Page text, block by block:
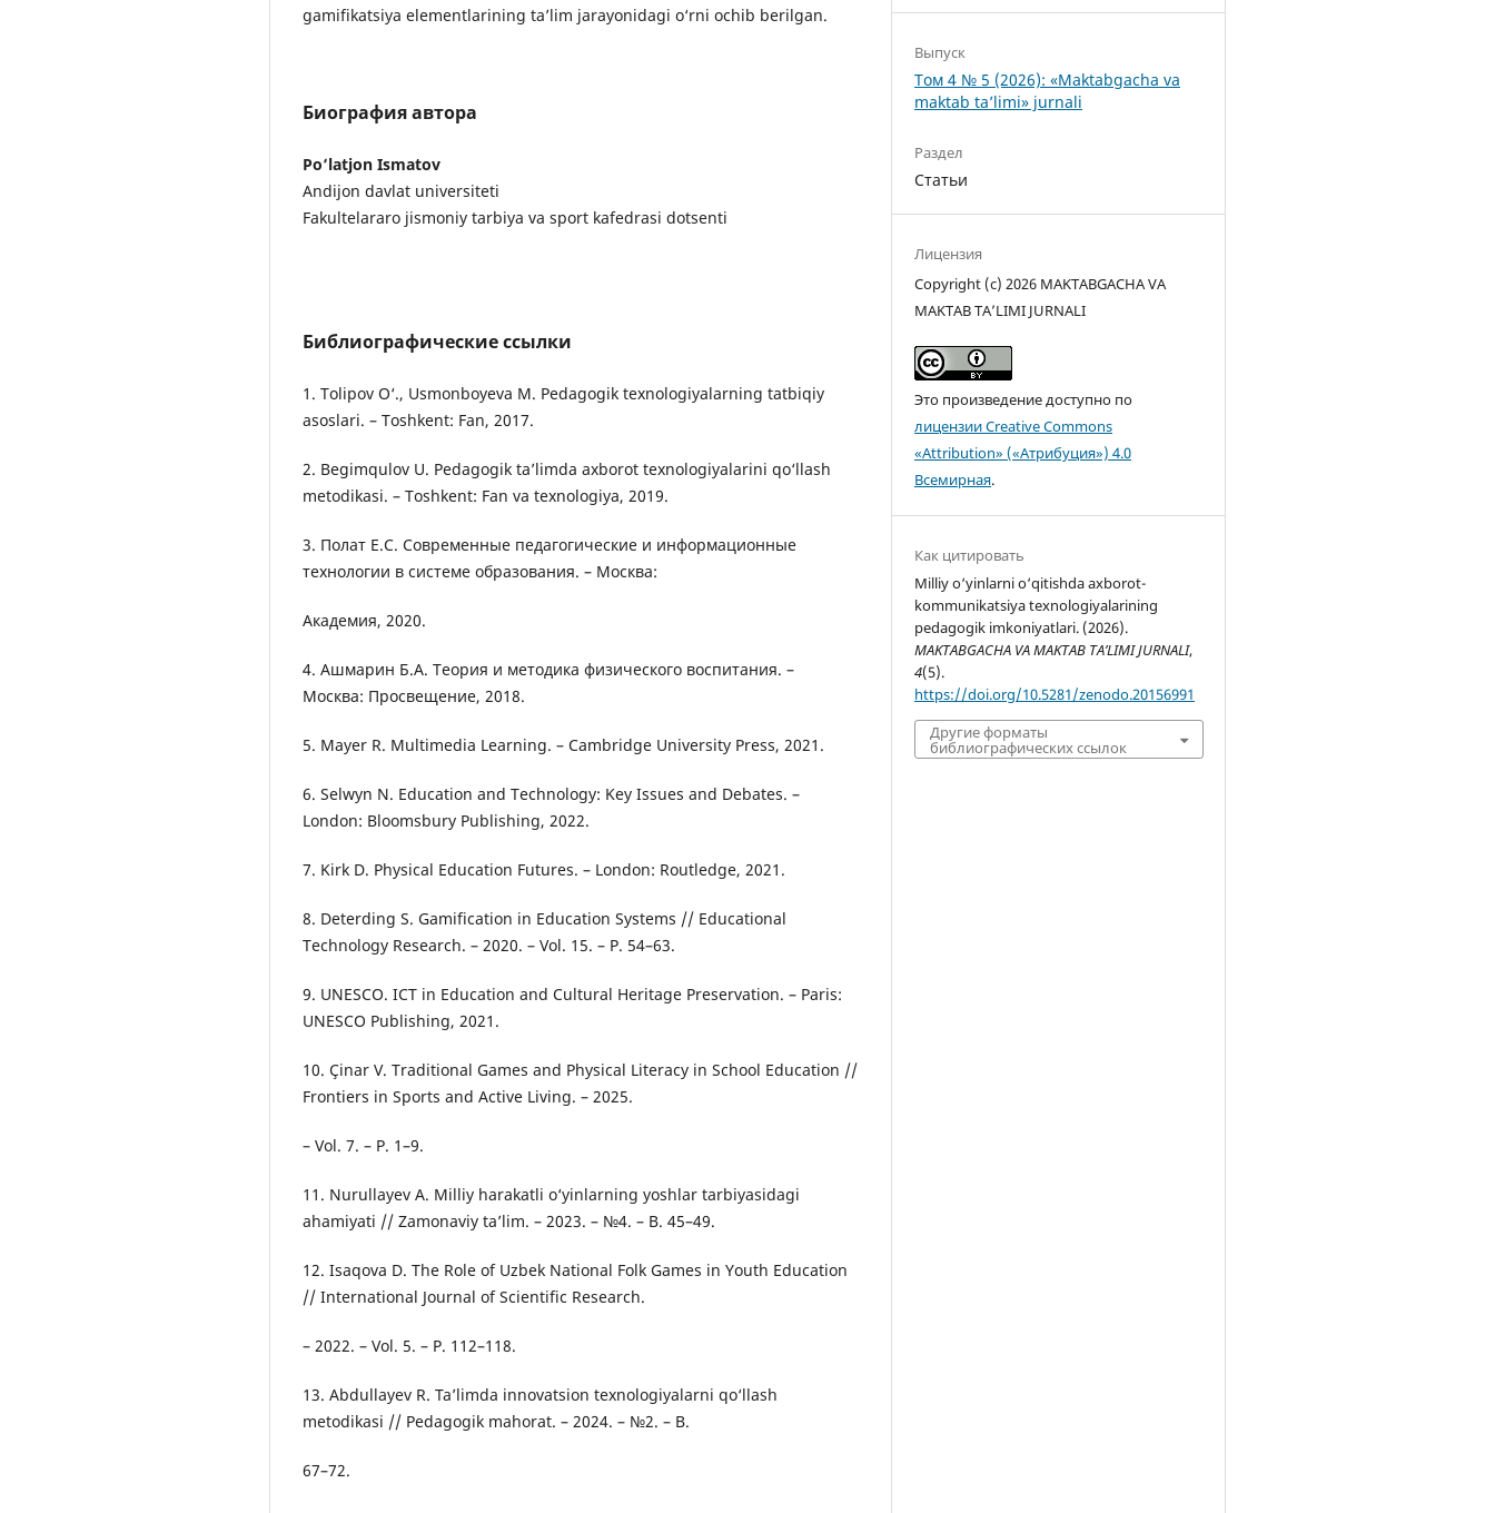
gamifikatsiya elementlarining ta’lim jarayonidagi o‘rni ochib berilgan.
Биография автора
Po‘latjon Ismatov
Andijon davlat universiteti
Fakultelararo jismoniy tarbiya va sport kafedrasi dotsenti
Библиографические ссылки
1. Tolipov O‘., Usmonboyeva M. Pedagogik texnologiyalarning tatbiqiy
asoslari. – Toshkent: Fan, 2017.
2. Begimqulov U. Pedagogik ta’limda axborot texnologiyalarini qo‘llash
metodikasi. – Toshkent: Fan va texnologiya, 2019.
3. Полат Е.С. Современные педагогические и информационные
технологии в системе образования. – Москва:
Академия, 2020.
4. Ашмарин Б.А. Теория и методика физического воспитания. –
Москва: Просвещение, 2018.
5. Mayer R. Multimedia Learning. – Cambridge University Press, 2021.
6. Selwyn N. Education and Technology: Key Issues and Debates. –
London: Bloomsbury Publishing, 2022.
7. Kirk D. Physical Education Futures. – London: Routledge, 2021.
8. Deterding S. Gamification in Education Systems // Educational
Technology Research. – 2020. – Vol. 15. – P. 54–63.
9. UNESCO. ICT in Education and Cultural Heritage Preservation. – Paris:
UNESCO Publishing, 2021.
10. Çinar V. Traditional Games and Physical Literacy in School Education //
Frontiers in Sports and Active Living. – 2025.
– Vol. 7. – P. 1–9.
11. Nurullayev A. Milliy harakatli o‘yinlarning yoshlar tarbiyasidagi
ahamiyati // Zamonaviy ta’lim. – 2023. – №4. – B. 45–49.
12. Isaqova D. The Role of Uzbek National Folk Games in Youth Education
// International Journal of Scientific Research.
– 2022. – Vol. 5. – P. 112–118.
13. Abdullayev R. Ta’limda innovatsion texnologiyalarni qo‘llash
metodikasi // Pedagogik mahorat. – 2024. – №2. – B.
67–72.
Выпуск
Том 4 № 5 (2026): «Maktabgacha va
maktab ta’limi» jurnali
Раздел
Статьи
Лицензия
Copyright (c) 2026 MAKTABGACHA VA
MAKTAB TA’LIMI JURNALI
Это произведение доступно по
лицензии Creative Commons
«Attribution» («Атрибуция») 4.0
Всемирная.
Как цитировать
Milliy o‘yinlarni o‘qitishda axborot-
kommunikatsiya texnologiyalarining
pedagogik imkoniyatlari. (2026).
MAKTABGACHA VA MAKTAB TA’LIMI JURNALI,
4(5).
https://doi.org/10.5281/zenodo.20156991
Другие форматы
библиографических ссылок